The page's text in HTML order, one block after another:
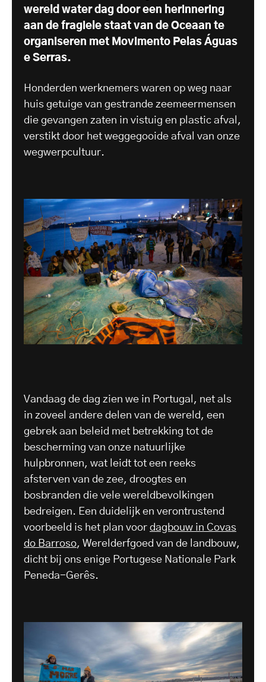
wereld water dag door een herinnering
aan de fragiele staat van de Oceaan te
organiseren met Movimento Pelas Águas
e Serras.
Honderden werknemers waren op weg naar
huis getuige van gestrande zeemeermensen
die gevangen zaten in vistuig en plastic afval,
verstikt door het weggegooide afval van onze
wegwerpcultuur.
Vandaag de dag zien we in Portugal, net als
in zoveel andere delen van de wereld, een
gebrek aan beleid met betrekking tot de
bescherming van onze natuurlijke
hulpbronnen, wat leidt tot een reeks
afsterven van de zee, droogtes en
bosbranden die vele wereldbevolkingen
bedreigen. Een duidelijk en verontrustend
voorbeeld is het plan voor dagbouw in Covas
do Barroso, Werelderfgoed van de landbouw,
dicht bij ons enige Portugese Nationale Park
Peneda-Gerês.